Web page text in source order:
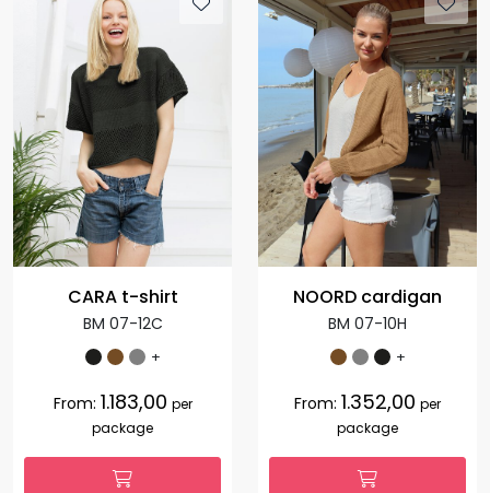
CARA t-shirt
BM 07-12C
+
From: 1.183,00 per
package
NOORD cardigan
BM 07-10H
+
From: 1.352,00 per
package